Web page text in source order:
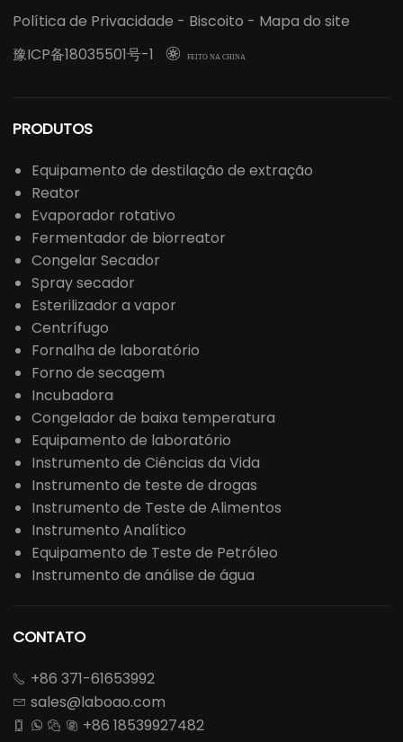
Política de Privacidade - Biscoito - Mapa do site
豫ICP备18035501号-1
 FEITO NA CHINA
PRODUTOS
Equipamento de destilação de extração
Reator
Evaporador rotativo
Fermentador de biorreator
Congelar Secador
Spray secador
Esterilizador a vapor
Centrífugo
Fornalha de laboratório
Forno de secagem
Incubadora
Congelador de baixa temperatura
Equipamento de laboratório
Instrumento de Ciências da Vida
Instrumento de teste de drogas
Instrumento de Teste de Alimentos
Instrumento Analítico
Equipamento de Teste de Petróleo
Instrumento de análise de água
CONTATO
 +86 371-61653992
 sales@laboao.com
    +86 18539927482